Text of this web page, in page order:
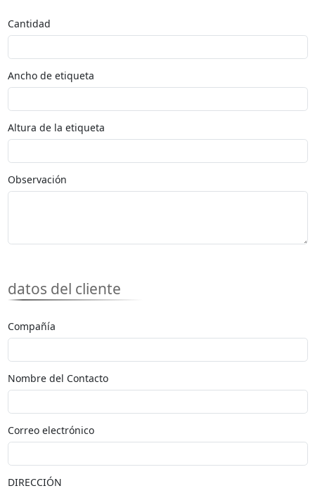
Cantidad
Ancho de etiqueta
Altura de la etiqueta
Observación
datos del cliente
Compañía
Nombre del Contacto
Correo electrónico
DIRECCIÓN